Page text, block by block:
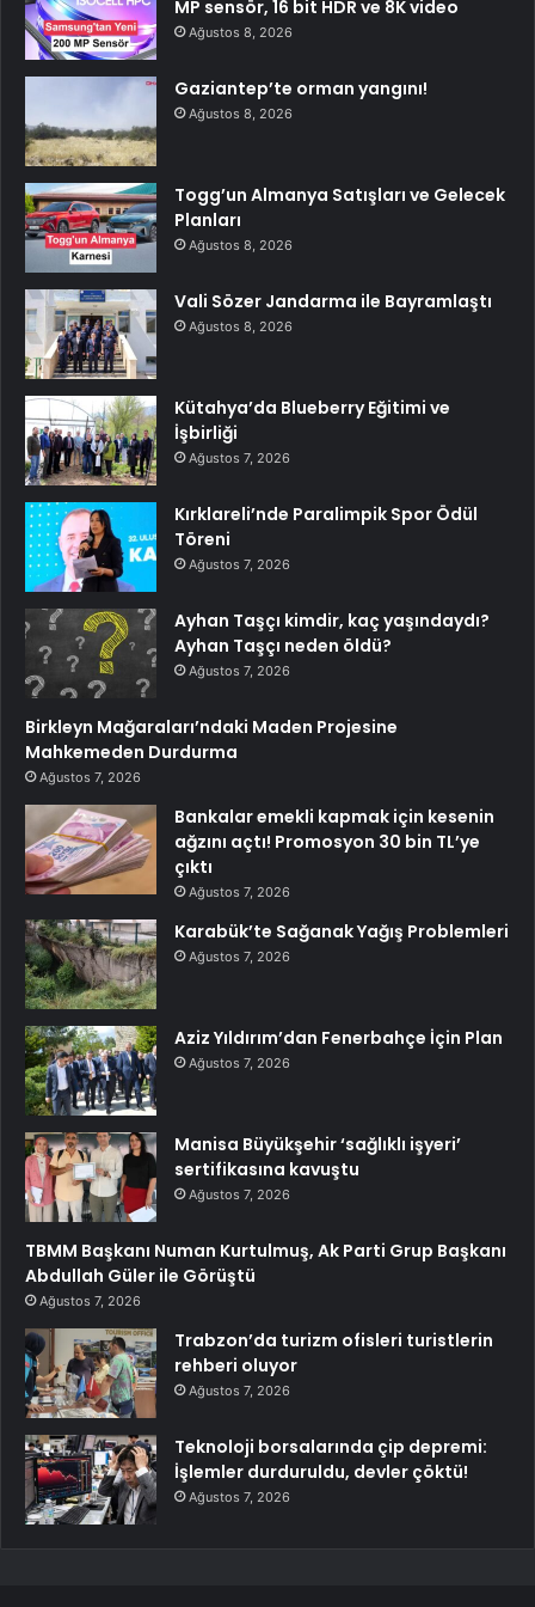
MP sensör, 16 bit HDR ve 8K video
Ağustos 8, 2026
Gaziantep’te orman yangını!
Ağustos 8, 2026
Togg’un Almanya Satışları ve Gelecek
Planları
Ağustos 8, 2026
Vali Sözer Jandarma ile Bayramlaştı
Ağustos 8, 2026
Kütahya’da Blueberry Eğitimi ve
İşbirliği
Ağustos 7, 2026
Kırklareli’nde Paralimpik Spor Ödül
Töreni
Ağustos 7, 2026
Ayhan Taşçı kimdir, kaç yaşındaydı?
Ayhan Taşçı neden öldü?
Ağustos 7, 2026
Birkleyn Mağaraları’ndaki Maden Projesine
Mahkemeden Durdurma
Ağustos 7, 2026
Bankalar emekli kapmak için kesenin
ağzını açtı! Promosyon 30 bin TL’ye
çıktı
Ağustos 7, 2026
Karabük’te Sağanak Yağış Problemleri
Ağustos 7, 2026
Aziz Yıldırım’dan Fenerbahçe İçin Plan
Ağustos 7, 2026
Manisa Büyükşehir ‘sağlıklı işyeri’
sertifikasına kavuştu
Ağustos 7, 2026
TBMM Başkanı Numan Kurtulmuş, Ak Parti Grup Başkanı
Abdullah Güler ile Görüştü
Ağustos 7, 2026
Trabzon’da turizm ofisleri turistlerin
rehberi oluyor
Ağustos 7, 2026
Teknoloji borsalarında çip depremi:
İşlemler durduruldu, devler çöktü!
Ağustos 7, 2026